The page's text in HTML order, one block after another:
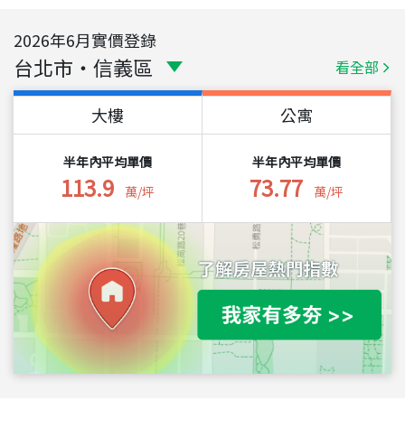
2026年6月實價登錄
台北市 ・ 信義區 看全部
大樓
半年內平均單價
113.9 萬/坪
公寓
半年內平均單價
73.77 萬/坪